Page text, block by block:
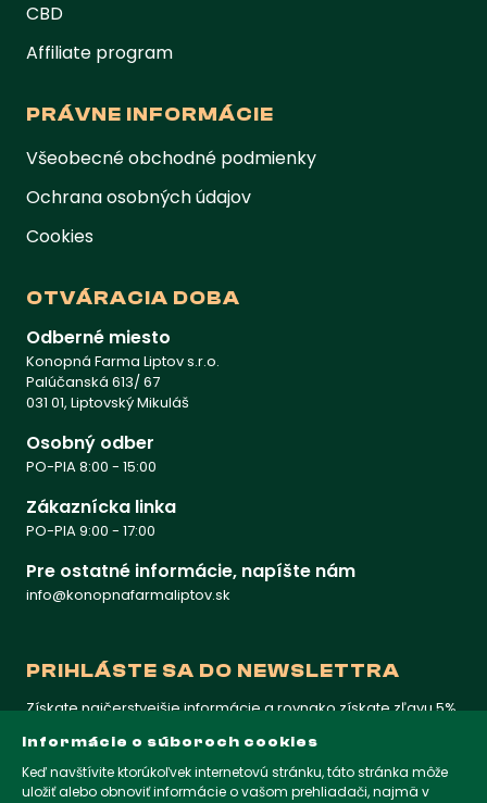
CBD
Affiliate program
PRÁVNE INFORMÁCIE
Všeobecné obchodné podmienky
Ochrana osobných údajov
Cookies
OTVÁRACIA DOBA
Odberné miesto
Konopná Farma Liptov s.r.o.
Palúčanská 613/ 67
031 01, Liptovský Mikuláš
Osobný odber
PO-PIA 8:00 - 15:00
Zákaznícka linka
PO-PIA 9:00 - 17:00
Pre ostatné informácie, napíšte nám
info@konopnafarmaliptov.sk
PRIHLÁSTE SA DO NEWSLETTRA
Získate najčerstvejšie informácie a rovnako získate zľavu 5%
Informácie o súboroch cookies
Keď navštívite ktorúkoľvek internetovú stránku, táto stránka môže
uložiť alebo obnoviť informácie o vašom prehliadači, najmä v